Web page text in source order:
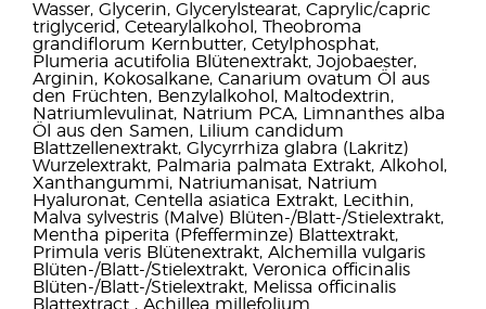
Wasser, Glycerin, Glycerylstearat, Caprylic/capric
triglycerid, Cetearylalkohol, Theobroma
grandiflorum Kernbutter, Cetylphosphat,
Plumeria acutifolia Blütenextrakt, Jojobaester,
Arginin, Kokosalkane, Canarium ovatum Öl aus
den Früchten, Benzylalkohol, Maltodextrin,
Natriumlevulinat, Natrium PCA, Limnanthes alba
Öl aus den Samen, Lilium candidum
Blattzellenextrakt, Glycyrrhiza glabra (Lakritz)
Wurzelextrakt, Palmaria palmata Extrakt, Alkohol,
Xanthangummi, Natriumanisat, Natrium
Hyaluronat, Centella asiatica Extrakt, Lecithin,
Malva sylvestris (Malve) Blüten-/Blatt-/Stielextrakt,
Mentha piperita (Pfefferminze) Blattextrakt,
Primula veris Blütenextrakt, Alchemilla vulgaris
Blüten-/Blatt-/Stielextrakt, Veronica officinalis
Blüten-/Blatt-/Stielextrakt, Melissa officinalis
Blattextract , Achillea millefolium